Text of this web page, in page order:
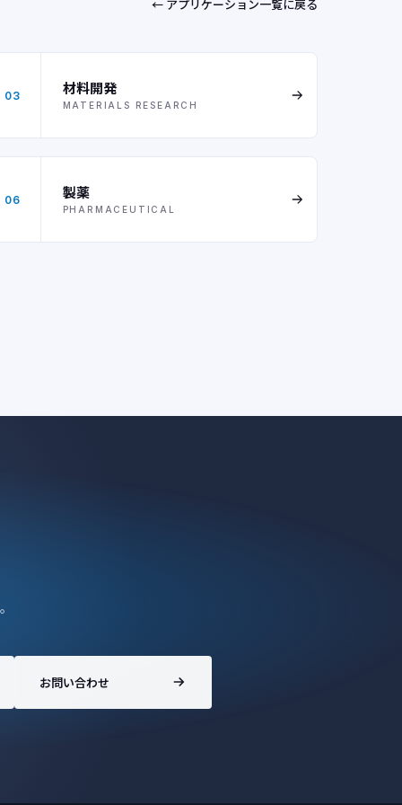
← アプリケーション一覧に戻る
03 材料開発
MATERIALS RESEARCH
06 製薬
PHARMACEUTICAL
お問い合わせ